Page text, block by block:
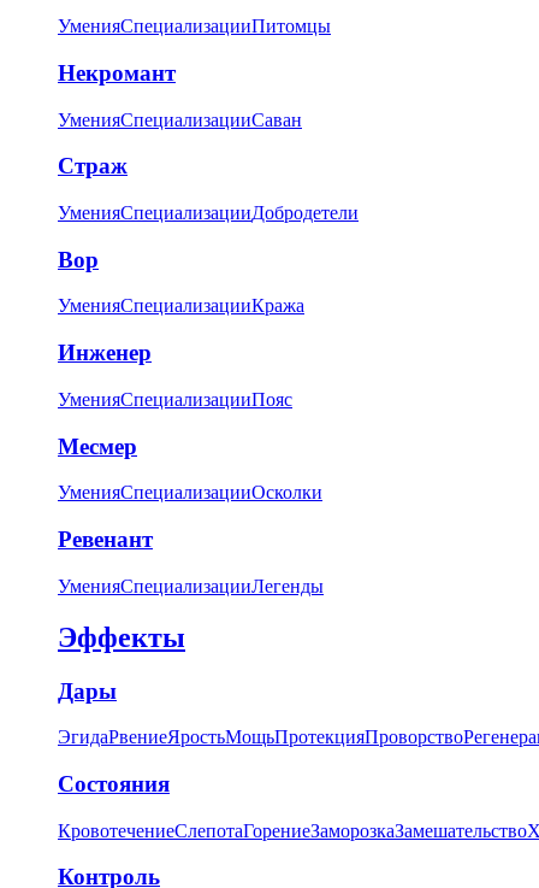
УменияСпециализацииПитомцы
Некромант
УменияСпециализацииСаван
Страж
УменияСпециализацииДобродетели
Вор
УменияСпециализацииКража
Инженер
УменияСпециализацииПояс
Месмер
УменияСпециализацииОсколки
Ревенант
УменияСпециализацииЛегенды
Эффекты
Дары
ЭгидаРвениеЯростьМощьПротекцияПроворство
Состояния
КровотечениеСлепотаГорениеЗаморозкаЗамешательство
Контроль